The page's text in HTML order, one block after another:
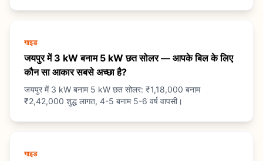
गाइड
जयपुर में 3 kW बनाम 5 kW छत सोलर — आपके बिल के लिए
कौन सा आकार सबसे अच्छा है?
जयपुर में 3 kW बनाम 5 kW छत सोलर: ₹1,18,000 बनाम
₹2,42,000 शुद्ध लागत, 4-5 बनाम 5-6 वर्ष वापसी।
गाइड